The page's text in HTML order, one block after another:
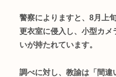
警察によりますと、8月上
更衣室に侵入し、小型カメ
いが持たれています。
調べに対し、教諭は「間違